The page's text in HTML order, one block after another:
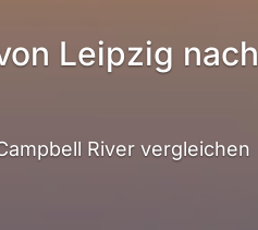
Leipzig nach
River vergleichen